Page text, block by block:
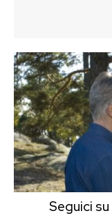
Seguici su